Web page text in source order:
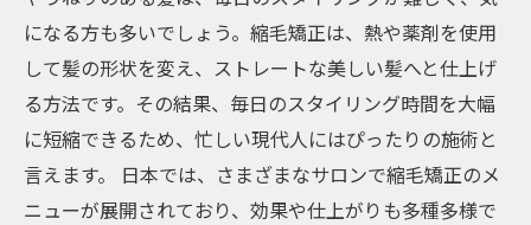
になる方も多いでしょう。縮毛矯正は、熱や薬剤を使用
して髪の形状を変え、ストレートな美しい髪へと仕上げ
る方法です。その結果、毎日のスタイリング時間を大幅
に短縮できるため、忙しい現代人にはぴったりの施術と
言えます。 日本では、さまざまなサロンで縮毛矯正のメ
ニューが展開されており、効果や仕上がりも多種多様で